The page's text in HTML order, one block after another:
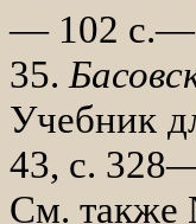
— 102 с.—
35.
Учебник
43, с.
См. также